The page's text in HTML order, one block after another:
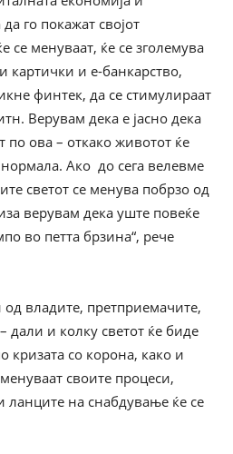
го покажат својот
се менуваат, ќе се зголемува
картички и е-банкарство,
финтек, да се стимулираат
Верувам дека е јасно дека
по ова – откако животот ќе
Ако до сега велевме
светот се менува побрзо од
верувам дека уште повеќе
во петта брзина“, рече
од владите, претприемачите,
дали и колку светот ќе биде
кризата со корона, како и
своите процеси,
на снабдување ќе се